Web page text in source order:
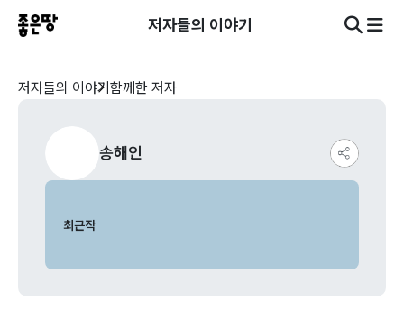
저자들의 이야기
저자들의 이야기 함께한 저자
송해인
최근작